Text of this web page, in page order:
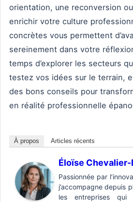
orientation, une reconversion
enrichir votre culture
concrètes vous permettent
sereinement dans votre
temps d’explorer les secteurs
testez vos idées sur le terrain,
des bons conseils pour
en réalité professionnelle
À propos Articles récents
Éloïse
Passionnée par
j’accompagne depuis
les entreprises qui